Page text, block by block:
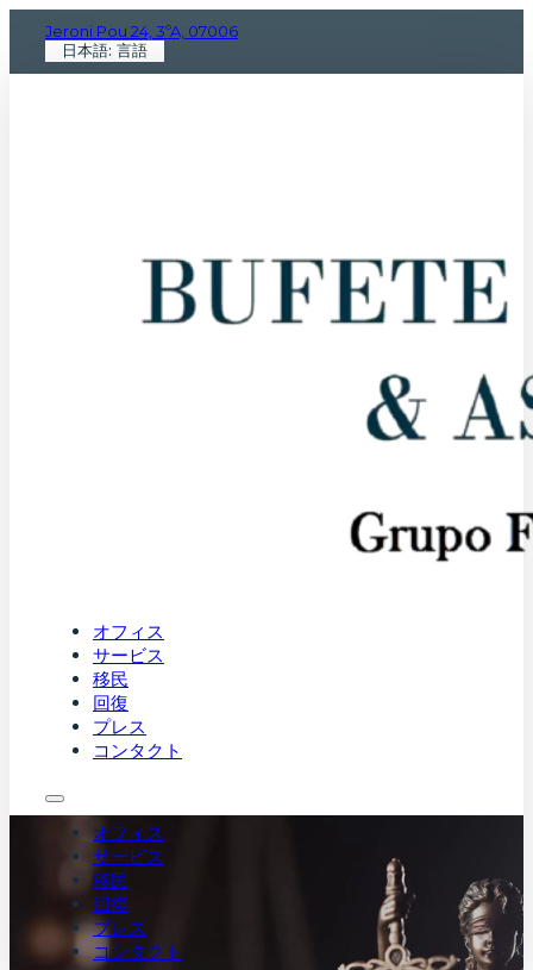
Jeroni Pou 24, 3ºA, 07006
日本語: 言語
オフィス
サービス
移民
回復
プレス
コンタクト
オフィス
サービス
移民
回復
プレス
コンタクト